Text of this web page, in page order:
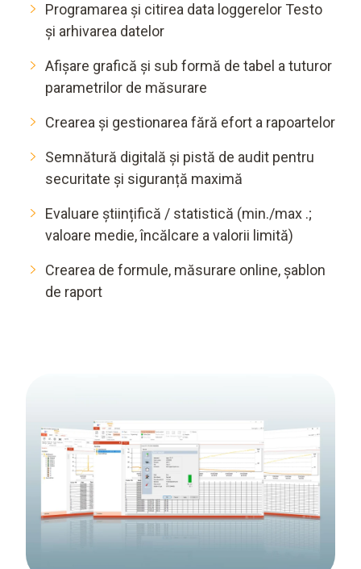
Programarea și citirea data loggerelor Testo
și arhivarea datelor
Afișare grafică și sub formă de tabel a tuturor
parametrilor de măsurare
Crearea și gestionarea fără efort a rapoartelor
Semnătură digitală și pistă de audit pentru
securitate și siguranță maximă
Evaluare științifică / statistică (min./max .;
valoare medie, încălcare a valorii limită)
Crearea de formule, măsurare online, șablon
de raport